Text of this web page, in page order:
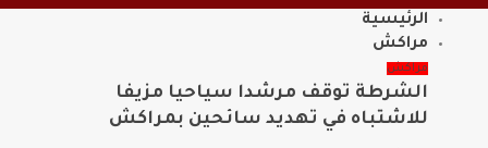
الرئيسية
مراكش
مراكش
الشرطة توقف مرشدا سياحيا مزيفا
للاشتباه في تهديد سائحين بمراكش